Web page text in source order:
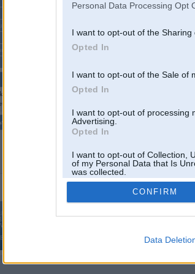
Personal Data Processing Opt
I want to opt-out of the
Opted In
I want to opt-out of the Sale of
Opted In
I want to opt-out of processing
Advertising.
Opted In
I want to opt-out of Collection,
of my Personal Data that Is
was collected.
Opted Out
CONFIRM
Data
123
BMWPower.lv darbojas
2002. gada 14. maija. Tas nav auto klubs un nav saistīts ar
AG.